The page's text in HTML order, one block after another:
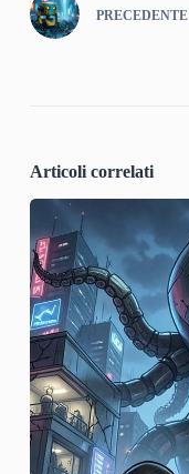
PRECEDENTE
Articoli correlati